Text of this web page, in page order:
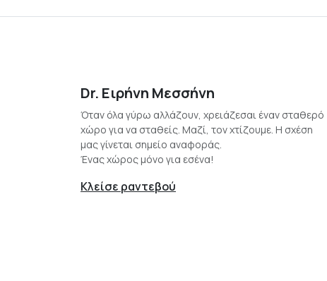
Dr. Ειρήνη Μεσσήνη
Όταν όλα γύρω αλλάζουν, χρειάζεσαι έναν σταθερό
χώρο για να σταθείς. Μαζί, τον χτίζουμε. Η σχέση
μας γίνεται σημείο αναφοράς.
Ένας χώρος μόνο για εσένα!
Κλείσε ραντεβού